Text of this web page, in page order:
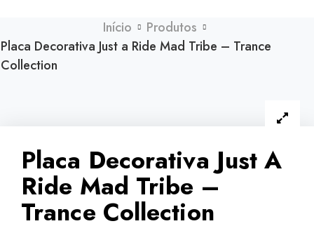
Início
Produtos
Placa Decorativa Just a Ride Mad Tribe – Trance
Collection
Placa Decorativa Just A
Ride Mad Tribe –
Trance Collection